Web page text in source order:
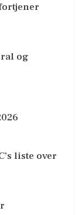
og
liste over